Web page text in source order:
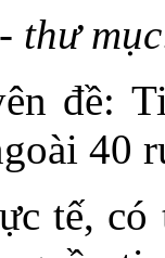
thư
đề:
40
tế,